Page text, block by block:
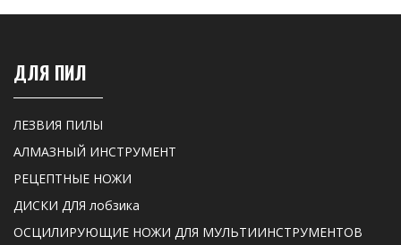
ДЛЯ ПИЛ
ЛЕЗВИЯ ПИЛЫ
АЛМАЗНЫЙ ИНСТРУМЕНТ
РЕЦЕПТНЫЕ НОЖИ
ДИСКИ ДЛЯ лобзика
ОСЦИЛИРУЮЩИЕ НОЖИ ДЛЯ МУЛЬТИИНСТРУМЕНТОВ